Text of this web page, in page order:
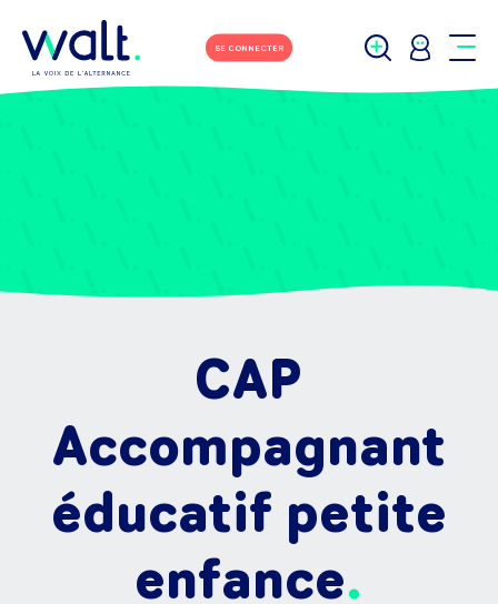
SE CONNECTER
CAP
Accompagnant
éducatif petite
enfance